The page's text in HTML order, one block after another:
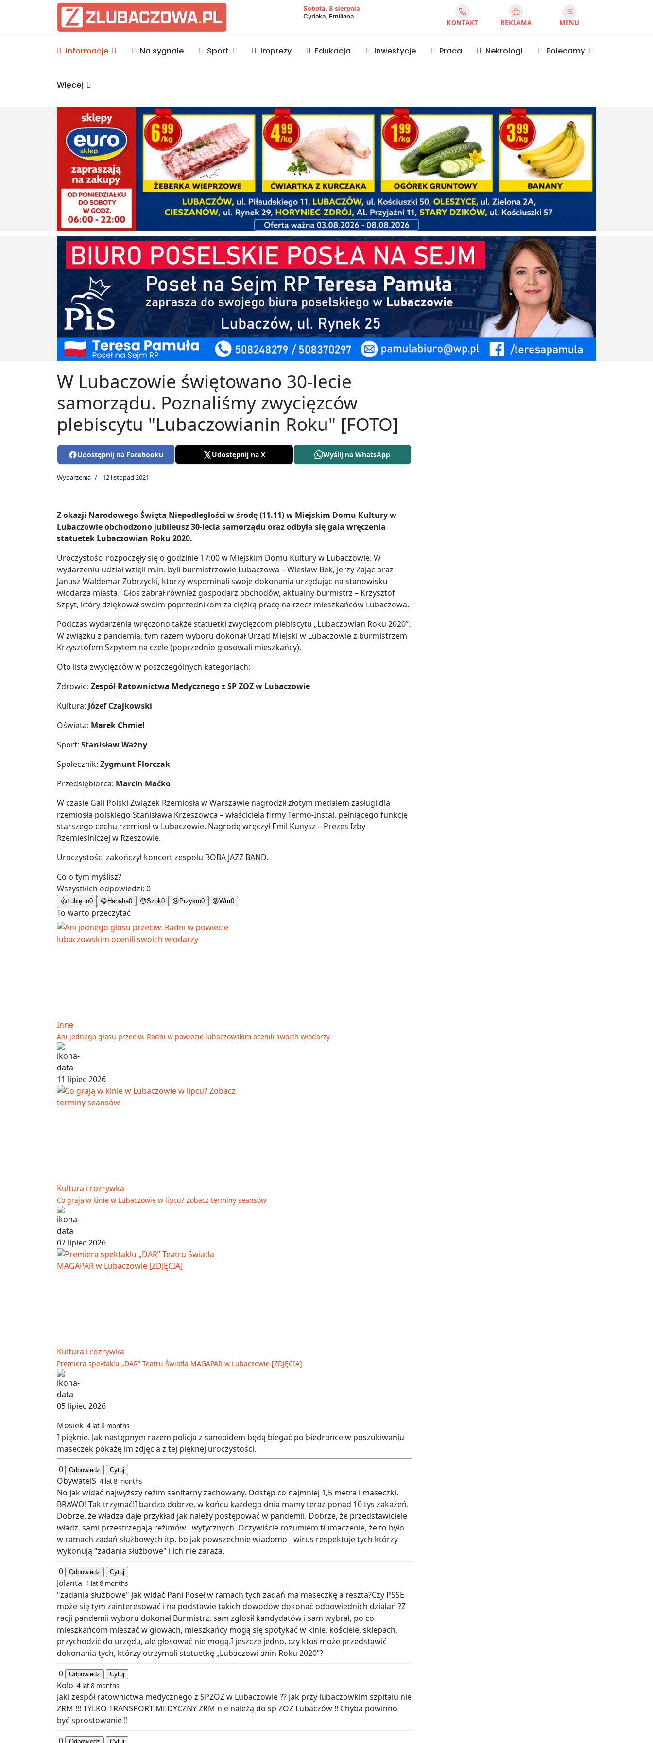
Informacje Lubaczów, powiat lubaczowski
Sobota, 8 sierpnia
Cyriaka, Emiliana
KONTAKT REKLAMA MENU
Informacje Na sygnale Sport Imprezy Edukacja Inwestycje Praca Nekrologi Polecamy
Więcej
W Lubaczowie świętowano 30-lecie
samorządu. Poznaliśmy zwycięzców
plebiscytu "Lubaczowianin Roku" [FOTO]
Udostępnij na Facebooku Udostępnij na X Wyślij na WhatsApp
Wydarzenia 12 listopad 2021
Z okazji Narodowego Święta Niepodległości w środę (11.11) w Miejskim Domu Kultury w
Lubaczowie obchodzono jubileusz 30-lecia samorządu oraz odbyła się gala wręczenia
statuetek Lubaczowian Roku 2020.
Uroczystości rozpoczęły się o godzinie 17:00 w Miejskim Domu Kultury w Lubaczowie. W
wydarzeniu udział wzięli m.in. byli burmistrzowie Lubaczowa – Wiesław Bek, Jerzy Zając oraz
Janusz Waldemar Zubrzycki, którzy wspominali swoje dokonania urzędując na stanowisku
włodarza miasta. Głos zabrał również gospodarz obchodów, aktualny burmistrz – Krzysztof
Szpyt, który dziękował swoim poprzednikom za ciężką pracę na rzecz mieszkańców Lubaczowa.
Podczas wydarzenia wręczono także statuetki zwycięzcom plebiscytu „Lubaczowian Roku 2020”.
W związku z pandemią, tym razem wyboru dokonał Urząd Miejski w Lubaczowie z burmistrzem
Krzysztofem Szpytem na czele (poprzednio głosowali mieszkańcy).
Oto lista zwycięzców w poszczególnych kategoriach:
Zdrowie: Zespół Ratownictwa Medycznego z SP ZOZ w Lubaczowie
Kultura: Józef Czajkowski
Oświata: Marek Chmiel
Sport: Stanisław Ważny
Społecznik: Zygmunt Florczak
Przedsiębiorca: Marcin Maćko
W czasie Gali Polski Związek Rzemiosła w Warszawie nagrodził złotym medalem zasługi dla
rzemiosła polskiego Stanisława Krzeszowca – właściciela firmy Termo-Instal, pełniącego funkcję
starszego cechu rzemiosł w Lubaczowie. Nagrodę wręczył Emil Kunysz – Prezes Izby
Rzemieślniczej w Rzeszowie.
Uroczystości zakończył koncert zespołu BOBA JAZZ BAND.
Co o tym myślisz?
Wszystkich odpowiedzi: 0
👍Lubię to0 😄 Hahaha0 😯Szok0 😢 Przykro0 😡Wrrr0
To warto przeczytać
Inne
Ani jednego głosu przeciw. Radni w powiecie lubaczowskim ocenili swoich włodarzy
11 lipiec 2026
Kultura i rozrywka
Co grają w kinie w Lubaczowie w lipcu? Zobacz terminy seansów
07 lipiec 2026
Kultura i rozrywka
Premiera spektaklu „DAR” Teatru Światła MAGAPAR w Lubaczowie [ZDJĘCIA]
05 lipiec 2026
Mosiek 4 lat 8 months
I pięknie. Jak następnym razem policja z sanepidem będą biegać po biedronce w poszukiwaniu
maseczek pokażę im zdjęcia z tej pięknej uroczystości.
0
Odpowiedz Cytuj
ObywatelS 4 lat 8 months
No jak widać najwyższy reżim sanitarny zachowany. Odstęp co najmniej 1,5 metra i maseczki.
BRAWO! Tak trzymać!I bardzo dobrze, w końcu każdego dnia mamy teraz ponad 10 tys zakażeń.
Dobrze, że władza daje przykład jak należy postępować w pandemii. Dobrze, że przedstawiciele
władz, sami przestrzegają reżimów i wytycznych. Oczywiście rozumiem tłumaczenie, że to było
w ramach zadań służbowych itp. bo jak powszechnie wiadomo - wirus respektuje tych którzy
wykonują "zadania służbowe" i ich nie zaraża.
0
Odpowiedz Cytuj
Jolanta 4 lat 8 months
"zadania służbowe" jak widać Pani Poseł w ramach tych zadań ma maseczkę a reszta?Czy PSSE
może się tym zainteresować i na podstawie takich dowodów dokonać odpowiednich działań ?Z
racji pandemii wyboru dokonał Burmistrz, sam zgłosił kandydatów i sam wybrał, po co
mieszkańcom mieszać w głowach, mieszkańcy mogą się spotykać w kinie, kościele, sklepach,
przychodzić do urzędu, ale głosować nie mogą.I jeszcze jedno, czy ktoś może przedstawić
dokonania tych, którzy otrzymali statuetkę „Lubaczowi anin Roku 2020”?
0
Odpowiedz Cytuj
Kolo 4 lat 8 months
Jaki zespół ratownictwa medycznego z SPZOZ w Lubaczowie ?? Jak przy lubaczowkim szpitalu nie
ZRM !!! TYLKO TRANSPORT MEDYCZNY ZRM nie należą do sp ZOZ Lubaczów !! Chyba powinno
być sprostowanie !!
0
Odpowiedz Cytuj